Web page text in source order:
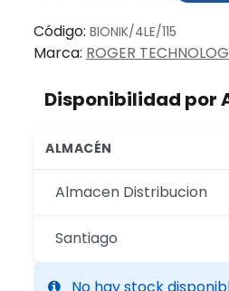
Código: BIONIK/4LE/115
Marca: ROGER
Disponibilidad por
ALMACÉN
Almacen Distribucion
Santiago